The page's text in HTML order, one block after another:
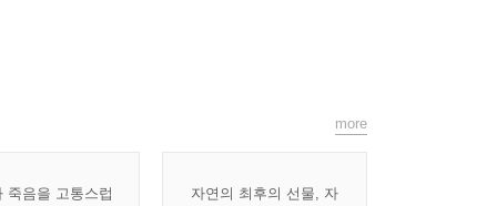
죽음을 고통스럽 자연의 최후의 선물, 자
more